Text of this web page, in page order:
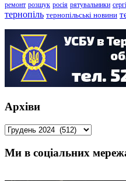
ремонт розшук росія рятувальники
тернопіль тернопільські новини
Архіви
Архіви
Ми в соціальних